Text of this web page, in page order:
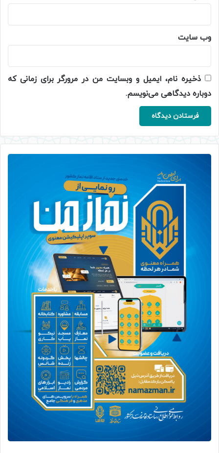
وب‌ سایت
ذخیره نام، ایمیل و وبسایت من در مرورگر برای زمانی که
دوباره دیدگاهی می‌نویسم.